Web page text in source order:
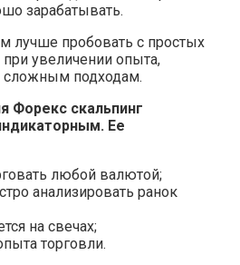
зарабатывать.
лучше пробовать с простых
увеличении опыта,
сложным подходам.
Форекс скальпинг
Ее
любой валютой;
анализировать ранок
на свечах;
торговли.